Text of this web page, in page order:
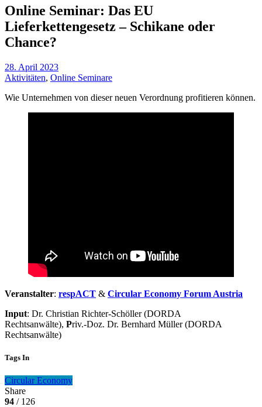
Online Seminar: Das EU
Lieferkettengesetz – Schikane oder
Chance?
28. April 2023
Aktivitäten, Online Seminare
Wie Unternehmen von dieser neuen Verordnung profitieren können.
Veranstalter: respACT & Circular Economy Forum Austria
Input: Dr. Christian Richter-Schöller (DORDA
Rechtsanwälte), Priv.-Doz. Dr. Bernhard Müller (DORDA
Rechtsanwälte)
Tags In
CircularEconomy
Share
94 / 126